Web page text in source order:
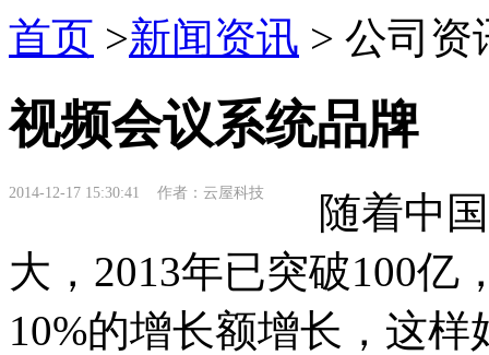
首页 >新闻资讯 > 公司资
视频会议系统品牌
2014-12-17 15:30:41 作者：云屋科技
随着中国
大， 2013年已突破100亿
10%的增长额增长，这